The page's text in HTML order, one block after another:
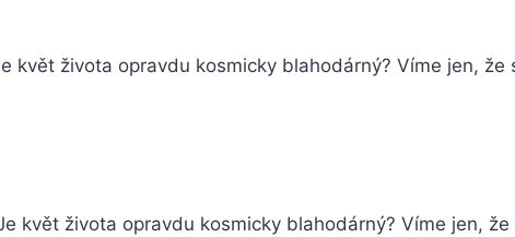
květ života opravdu kosmicky blahodárný? Víme jen, že
květ života opravdu kosmicky blahodárný? Víme jen,